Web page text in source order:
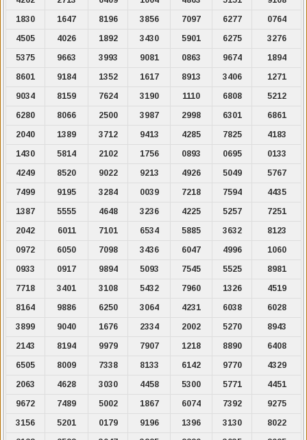
1830
1647 8196 3856 7097 6277
0764
4505
4026 1892 3430 5901 6275
3276
5375
9663 3993 9081 0863 9674
1894
8601
9184 1352 1617 8913 3406
1271
9034
8159 7624 3190 1110 6808
5212
6280
8066 2500 3987 2998 6301
6861
2040
1389 3712 9413 4285 7825
4183
1430
5814 2102 1756 0893 0695
0133
4249
8520 9022 9213 4926 5049
5767
7499
9195 3284 0039 7218 7594
4435
1387
5555 4648 3236 4225 5257
7251
2042
6011 7101 6534 5885 3632
8123
0972
6050 7098 3436 6047 4996
1060
0933
0917 9894 5093 7545 5525
8981
7718
3401 3108 5432 7960 1326
4519
8164
9886 6250 3064 4231 6038
6028
3899
9040 1676 2334 2002 5270
8943
2143
8194 9979 7907 1218 8890
6408
6505
8009 7338 8133 6142 9770
4329
2063
4628 3030 4458 5300 5771
4451
9672
7489 5002 1867 6074 7392
9275
3156
5201 0179 9196 1396 3130
8022